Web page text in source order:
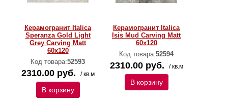
Керамогранит Italica
Speranza Gold Light
Grey Carving Matt
60x120
Код товара:52593
2310.00 руб. / кв.м
В корзину
Керамогранит Italica
Isis Mud Carving Matt
60x120
Код товара:52594
2310.00 руб. / кв.м
В корзину